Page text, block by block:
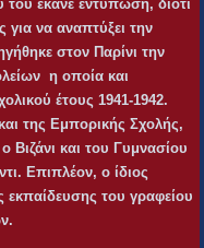
του έκανε εντύπωση, διότι
για να αναπτύξει την
στον Παρίνι την
η οποία και
έτους 1941-1942.
της Εμπορικής Σχολής,
Βιζάνι και του Γυμνασίου
Επιπλέον, ο ίδιος
εκπαίδευσης του γραφείου